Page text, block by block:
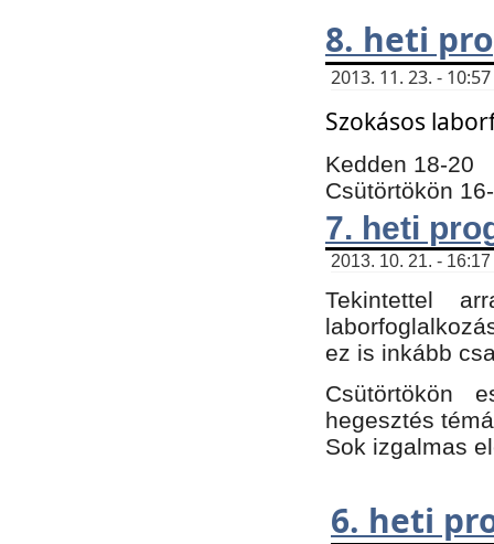
8. heti
2013. 11. 23. -
Szokásos
Kedden 18-20
Csütörtökön
7. heti
2013. 10. 21. -
Tekintettel
ez is inkább
Csütörtökön
hegesztés
Sok izgalmas
6. heti